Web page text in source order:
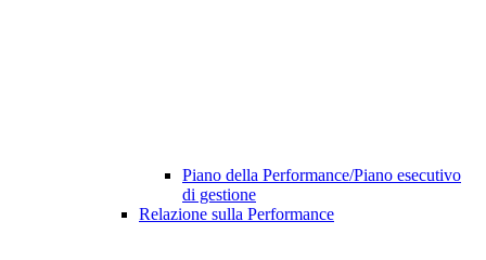
Piano della Performance/Piano esecutivo
di gestione
Relazione sulla Performance